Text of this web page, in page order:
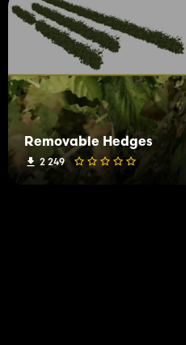
Removable Hedges
2 249